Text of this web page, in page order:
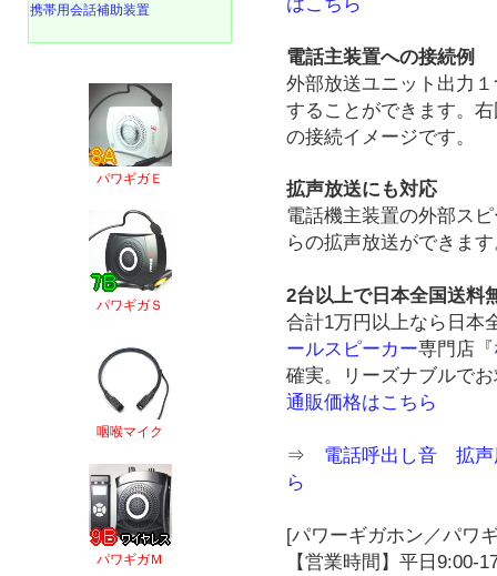
電話主装置への接続例
外部放送ユニット出力
することができます。
の接続イメージです。
拡声放送にも対応
電話機主装置の外部ス
らの拡声放送ができま
2台以上で日本全国送料
合計1万円以上なら日本
ールスピーカー専門店『
確実。リーズナブルで
通販価格はこちら
⇒ 電話呼出し音 拡声
ら
[パワーギガホン／パワ
【営業時間】平日9:00-
携帯用会話補助装置
パワギガＥ
パワギガＳ
咽喉マイク
パワギガＭ